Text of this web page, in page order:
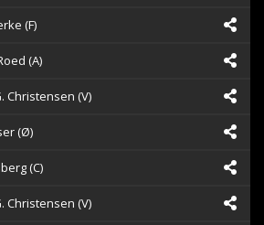
(F)
(A)
Christensen (V)
(Ø)
(C)
Christensen (V)